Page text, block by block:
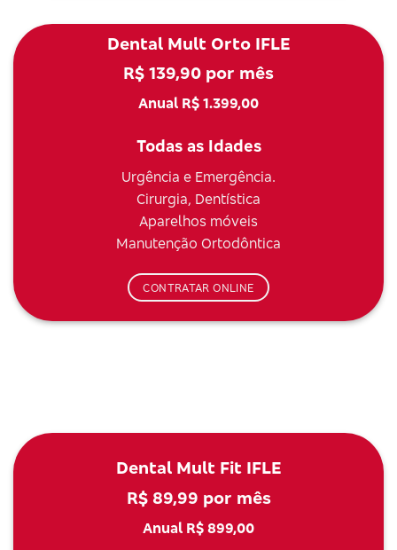
Dental Mult Orto IFLE
R$ 139,90 por mês
Anual R$ 1.399,00
Todas as Idades
Urgência e Emergência.
Cirurgia, Dentística
Aparelhos móveis
Manutenção Ortodôntica
CONTRATAR ONLINE
Dental Mult Fit IFLE
R$ 89,99 por mês
Anual R$ 899,00